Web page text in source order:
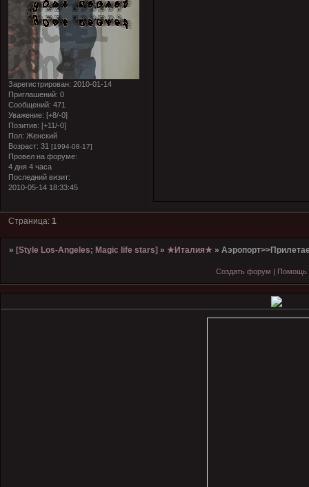
Зарегистрирован: 2010-01-14
Приглашений: 0
Сообщений: 471
Уважение: [+8/-0]
Позитив: [+11/-0]
Пол: Женский
Возраст: 31 [1994-08-17]
Провел на форуме:
4 дня 4 часа
Последний визит:
2010-05-14 18:33:45
Страница:1
»[Style Los-Angeles; Magic life stars] »★Италия★ »
Создать форум Помощь